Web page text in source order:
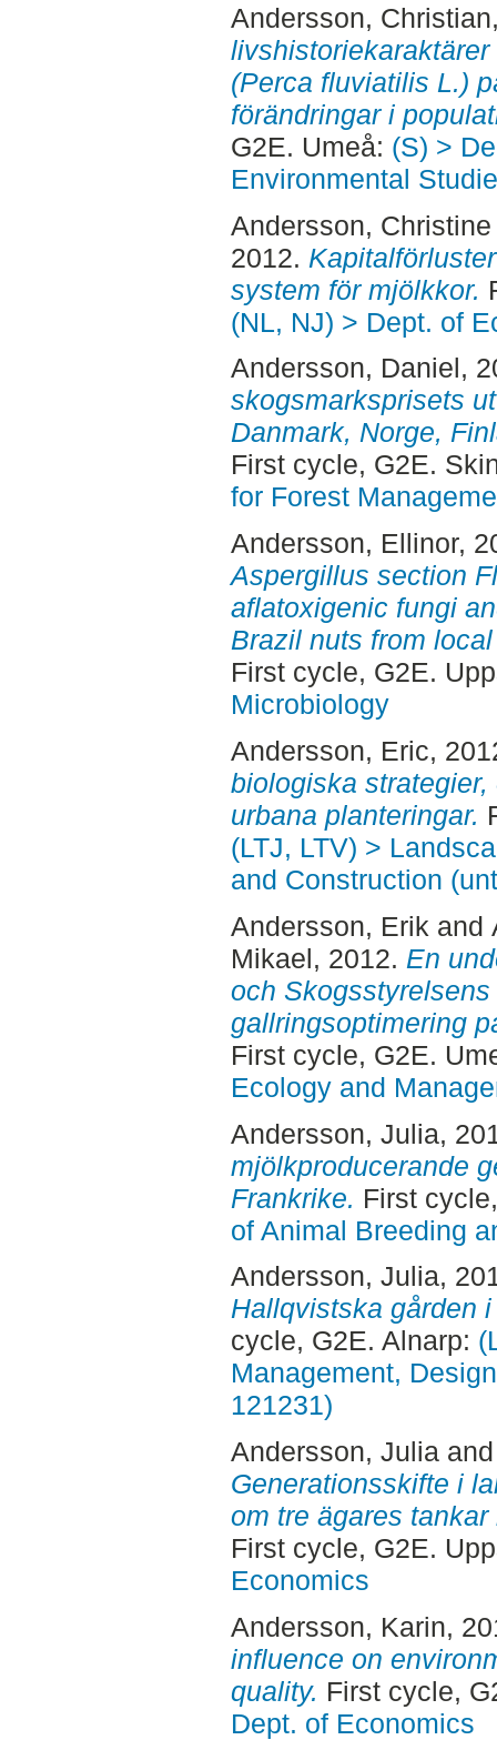
Andersson, Christian
(Perca fluviatilis L.)
förändringar i
G2E. Umeå: (S) >
Environmental
Andersson, Christine
2012.
system för mjölkkor.
(NL, NJ) > Dept. of
Andersson, Daniel,
skogsmarksprisets
Danmark, Norge,
First cycle, G2E.
for Forest
Andersson, Ellinor,
Aspergillus section
aflatoxigenic fungi
Brazil nuts from
First cycle, G2E.
Microbiology
Andersson, Eric,
biologiska
urbana planteringar.
(LTJ, LTV) >
and Construction
Andersson, Erik and
Mikael, 2012. En
och
gallringsoptimering
First cycle, G2E.
Ecology and
Andersson, Julia,
mjölkproducerande
Frankrike. First
of Animal Breeding
Andersson, Julia,
Hallqvistska gården
cycle, G2E. Alnarp:
Management,
121231)
Andersson, Julia
Generationsskifte i
om tre ägares
First cycle, G2E.
Economics
Andersson, Karin,
influence on
quality. First cycle,
Dept. of Economics